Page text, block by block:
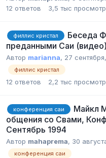
12 ответов 3,5 тыс
филлис кристал
Беседа
преданными Саи (видео)
Автор marianna, 27
филлис кристал
12 ответов 2,2 тыс
конференция саи
Майкл
общения со Свами,
Сентябрь 1994
Автор mahaprema, 30
конференция саи